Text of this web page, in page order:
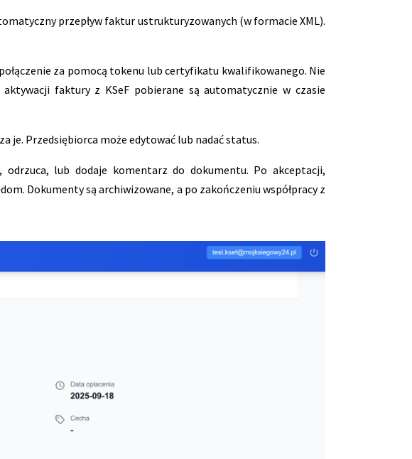
przepływ faktur ustrukturyzowanych (w formacie XML).
za pomocą tokenu lub certyfikatu kwalifikowanego. Nie
faktury z KSeF pobierane są automatycznie w czasie
je. Przedsiębiorca może edytować lub nadać status.
lub dodaje komentarz do dokumentu. Po akceptacji,
Dokumenty są archiwizowane, a po zakończeniu współpracy z